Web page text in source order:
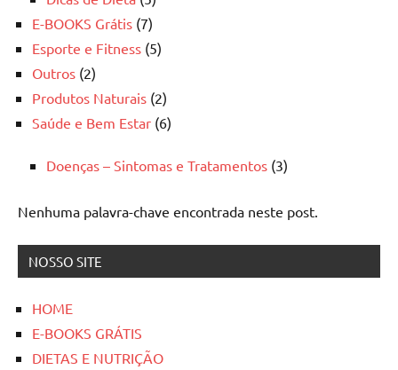
E-BOOKS Grátis (7)
Esporte e Fitness (5)
Outros (2)
Produtos Naturais (2)
Saúde e Bem Estar (6)
Doenças – Sintomas e Tratamentos (3)
Nenhuma palavra-chave encontrada neste post.
NOSSO SITE
HOME
E-BOOKS GRÁTIS
DIETAS E NUTRIÇÃO